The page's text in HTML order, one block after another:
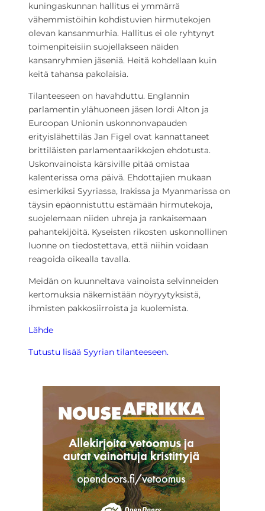
kuningaskunnan hallitus ei ymmärrä
vähemmistöihin kohdistuvien hirmutekojen
olevan kansanmurhia. Hallitus ei ole ryhtynyt
toimenpiteisiin suojellakseen näiden
kansanryhmien jäseniä. Heitä kohdellaan kuin
keitä tahansa pakolaisia.
Tilanteeseen on havahduttu. Englannin
parlamentin ylähuoneen jäsen lordi Alton ja
Euroopan Unionin uskonnonvapauden
erityislähettiläs Jan Figel ovat kannattaneet
brittiläisten parlamentaarikkojen ehdotusta.
Uskonvainoista kärsiville pitää omistaa
kalenterissa oma päivä. Ehdottajien mukaan
esimerkiksi Syyriassa, Irakissa ja Myanmarissa on
täysin epäonnistuttu estämään hirmutekoja,
suojelemaan niiden uhreja ja rankaisemaan
pahantekijöitä. Kyseisten rikosten uskonnollinen
luonne on tiedostettava, että niihin voidaan
reagoida oikealla tavalla.
Meidän on kuunneltava vainoista selvinneiden
kertomuksia näkemistään nöyryytyksistä,
ihmisten pakkosiirroista ja kuolemista.
Lähde
Tutustu lisää Syyrian tilanteeseen.